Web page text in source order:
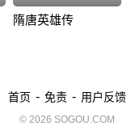
隋唐英雄传
首页 - 免责 - 用户反馈
© 2026 SOGOU.COM